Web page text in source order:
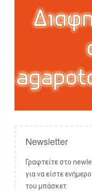
Newsletter
Γραφτείτε στο
για να είστε
του μπάσκετ